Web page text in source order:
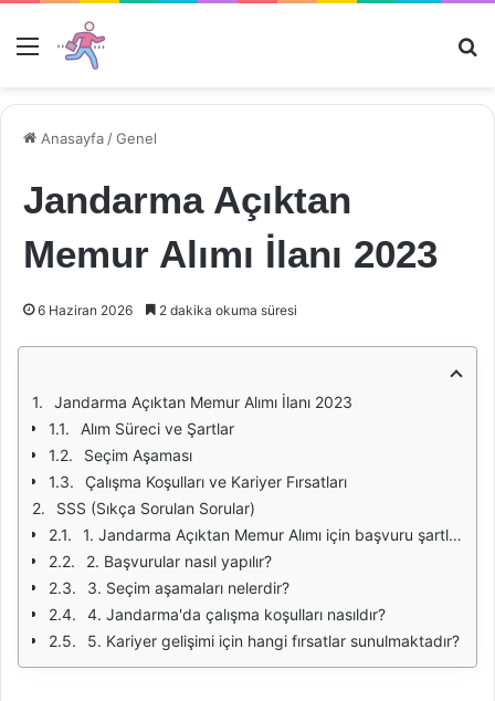
Menü
Anasayfa /Genel
Jandarma Açıktan
Memur Alımı İlanı 2023
6 Haziran 2026 2 dakika okuma süresi
Jandarma Açıktan Memur Alımı İlanı 2023
Alım Süreci ve Şartlar
Seçim Aşaması
Çalışma Koşulları ve Kariyer Fırsatları
SSS (Sıkça Sorulan Sorular)
1. Jandarma Açıktan Memur Alımı için başvuru şartları nelerdir?
2. Başvurular nasıl yapılır?
3. Seçim aşamaları nelerdir?
4. Jandarma'da çalışma koşulları nasıldır?
5. Kariyer gelişimi için hangi fırsatlar sunulmaktadır?